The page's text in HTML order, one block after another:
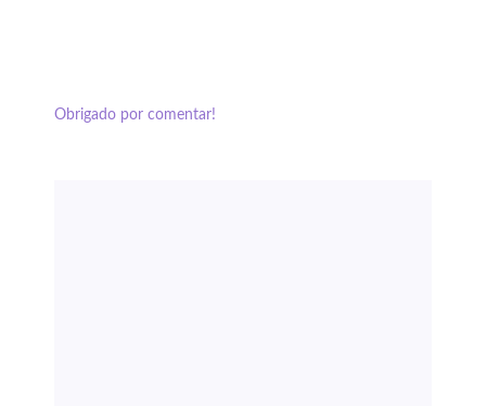
Obrigado por comentar!